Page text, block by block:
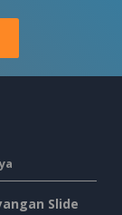
Slide